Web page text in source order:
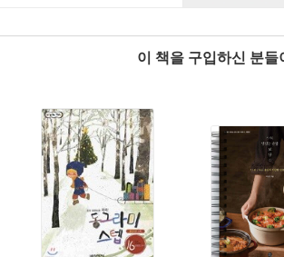
이 책을 구입하신 분